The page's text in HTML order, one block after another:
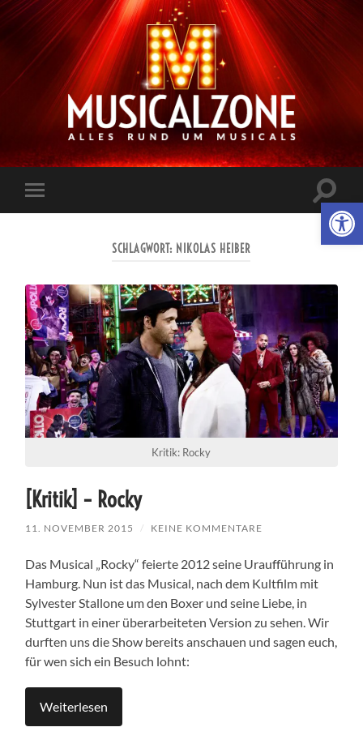
Musicalzone.de
Mobile-
Menü
ein-/
SCHLAGWORT: NIKOLAS HEIBER
Kritik: Rocky
[Kritik] – Rocky
11. NOVEMBER 2015 / KEINE KOMMENTARE
Das Musical „Rocky“ feierte 2012 seine Uraufführung in
Hamburg. Nun ist das Musical, nach dem Kultfilm mit
Sylvester Stallone um den Boxer und seine Liebe, in
Stuttgart in einer überarbeiteten Version zu sehen. Wir
durften uns die Show bereits anschauen und sagen euch,
für wen sich ein Besuch lohnt:
Weiterlesen